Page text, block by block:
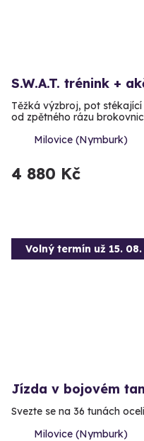
S.W.A.T. trénink +
Těžká výzbroj, pot
od zpětného rázu
Milovice (Nymburk)
4 880 Kč
Volný termín už 15. 08.
Jízda v bojovém
Svezte se na 36 tunách
Milovice (Nymburk)